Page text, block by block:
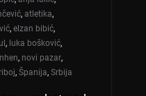
, atletika,
, elzan bibić,
, luka bošković,
, novi pazar,
, Španija, Srbija